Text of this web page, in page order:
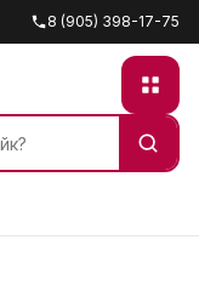
8 (905) 398-17-75